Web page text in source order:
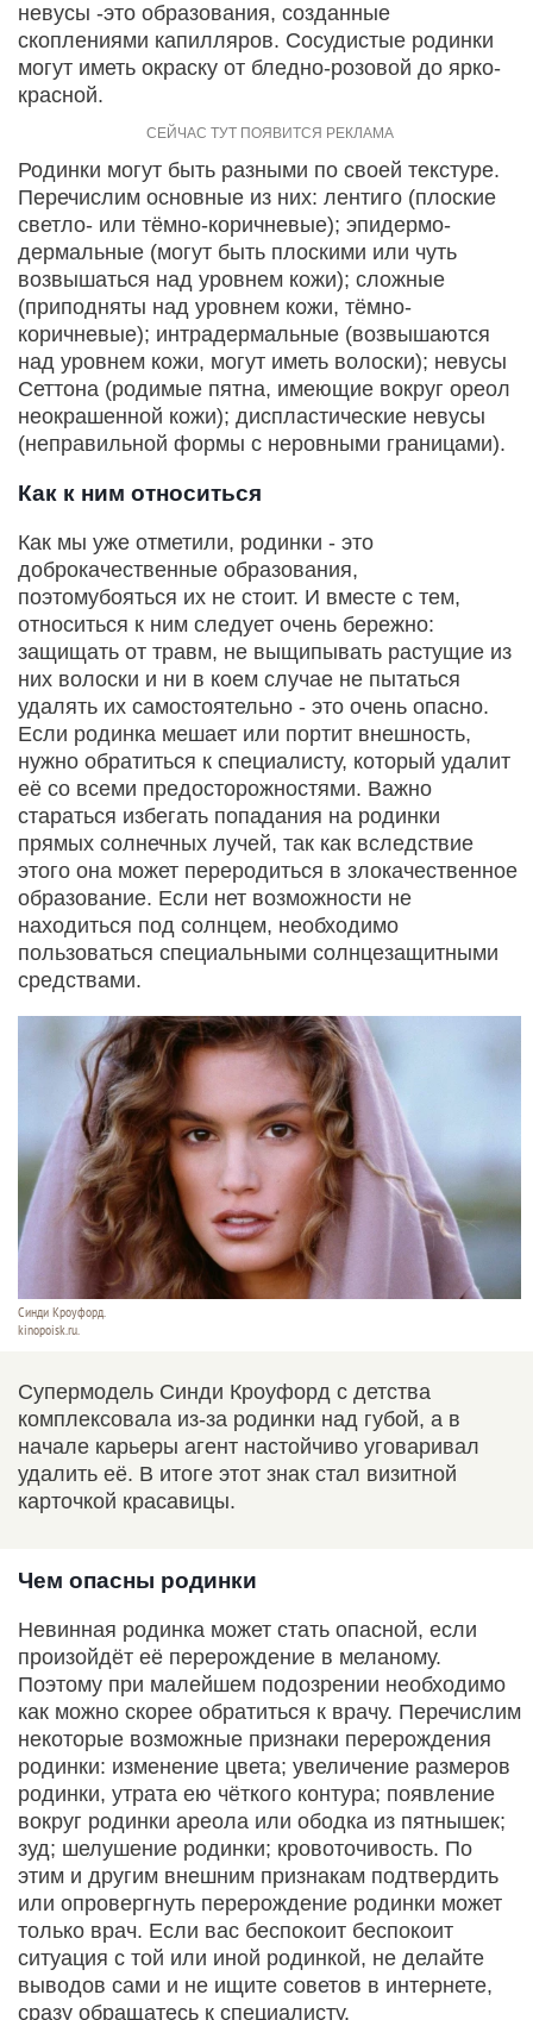
невусы -это образования, созданные
скоплениями капилляров. Сосудистые родинки
могут иметь окраску от бледно-розовой до ярко-
красной.
Родинки могут быть разными по своей текстуре.
Перечислим основные из них: лентиго (плоские
светло- или тёмно-коричневые); эпидермо-
дермальные (могут быть плоскими или чуть
возвышаться над уровнем кожи); сложные
(приподняты над уровнем кожи, тёмно-
коричневые); интрадермальные (возвышаются
над уровнем кожи, могут иметь волоски); невусы
Сеттона (родимые пятна, имеющие вокруг ореол
неокрашенной кожи); диспластические невусы
(неправильной формы с неровными границами).
Как к ним относиться
Как мы уже отметили, родинки - это
доброкачественные образования,
поэтомубояться их не стоит. И вместе с тем,
относиться к ним следует очень бережно:
защищать от травм, не выщипывать растущие из
них волоски и ни в коем случае не пытаться
удалять их самостоятельно - это очень опасно.
Если родинка мешает или портит внешность,
нужно обратиться к специалисту, который удалит
её со всеми предосторожностями. Важно
стараться избегать попадания на родинки
прямых солнечных лучей, так как вследствие
этого она может переродиться в злокачественное
образование. Если нет возможности не
находиться под солнцем, необходимо
пользоваться специальными солнцезащитными
средствами.
Синди Кроуфорд.
kinopoisk.ru.
Супермодель Синди Кроуфорд с детства
комплексовала из-за родинки над губой, а в
начале карьеры агент настойчиво уговаривал
удалить её. В итоге этот знак стал визитной
карточкой красавицы.
Чем опасны родинки
Невинная родинка может стать опасной, если
произойдёт её перерождение в меланому.
Поэтому при малейшем подозрении необходимо
как можно скорее обратиться к врачу. Перечислим
некоторые возможные признаки перерождения
родинки: изменение цвета; увеличение размеров
родинки, утрата ею чёткого контура; появление
вокруг родинки ареола или ободка из пятнышек;
зуд; шелушение родинки; кровоточивость. По
этим и другим внешним признакам подтвердить
или опровергнуть перерождение родинки может
только врач. Если вас беспокоит беспокоит
ситуация с той или иной родинкой, не делайте
выводов сами и не ищите советов в интернете,
сразу обращатесь к специалисту.